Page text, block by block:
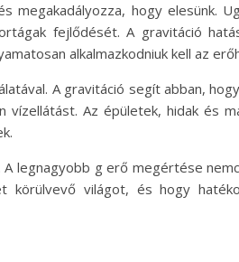
megakadályozza, hogy elesünk.
fejlődését. A gravitáció
alkalmazkodniuk kell az
A gravitáció segít abban,
Az épületek, hidak és
legnagyobb g erő megértése
világot, és hogy